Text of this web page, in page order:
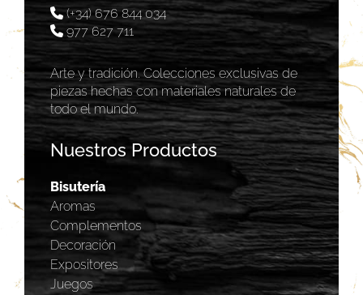
(+34) 676 844 034
977 627 711
Arte y tradición. Colecciones exclusivas de
piezas hechas con materiales naturales de
todo el mundo.
Nuestros Productos
Bisutería
Aromas
Complementos
Decoración
Expositores
Juegos